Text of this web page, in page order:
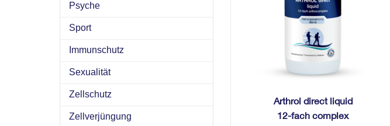
Arthrol direct liquid
12-fach complex
Psyche
Sport
Immunschutz
Sexualität
Zellschutz
Zellverjüngung